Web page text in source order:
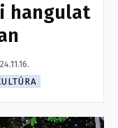
hangulat